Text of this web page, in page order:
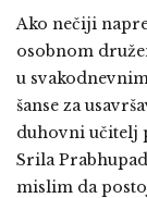
Ako nečiji
osobnom
u
šanse za
duhovni učitelj
Srila
mislim da